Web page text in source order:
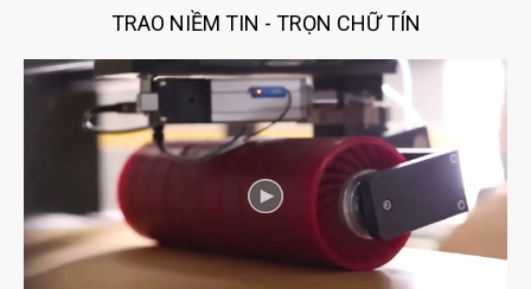
TRAO NIỀM TIN - TRỌN CHỮ TÍN